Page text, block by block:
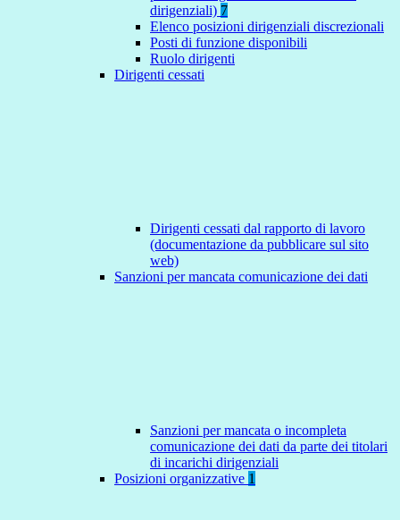
dirigenziali) 7
Elenco posizioni dirigenziali discrezionali
Posti di funzione disponibili
Ruolo dirigenti
Dirigenti cessati
Dirigenti cessati dal rapporto di lavoro
(documentazione da pubblicare sul sito
web)
Sanzioni per mancata comunicazione dei dati
Sanzioni per mancata o incompleta
comunicazione dei dati da parte dei titolari
di incarichi dirigenziali
Posizioni organizzative 1